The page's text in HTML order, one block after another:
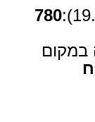
780
במקום